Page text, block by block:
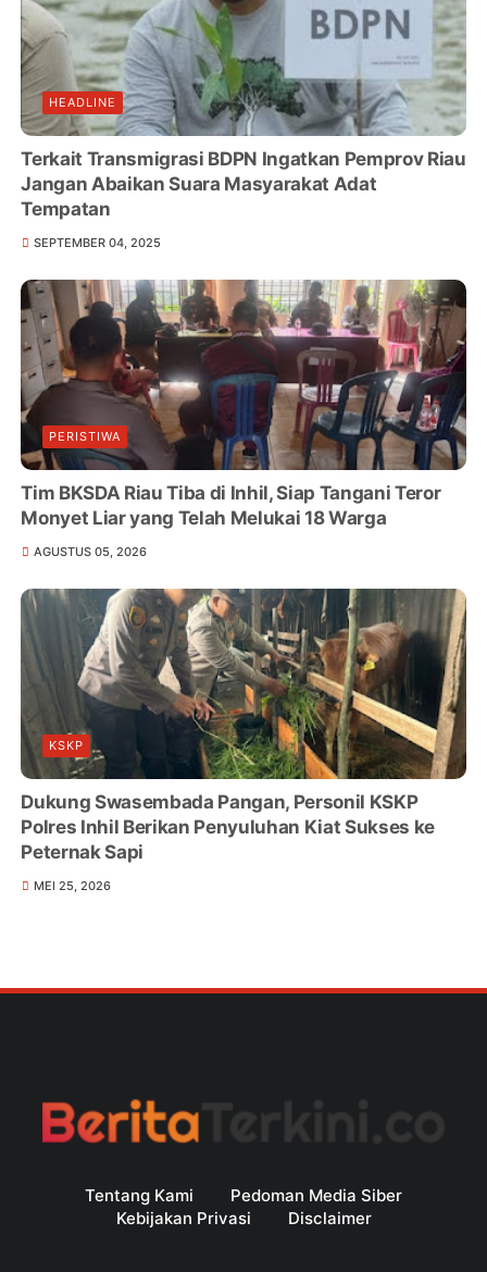
HEADLINE
Terkait Transmigrasi BDPN Ingatkan Pemprov Riau
Jangan Abaikan Suara Masyarakat Adat
Tempatan
SEPTEMBER 04, 2025
PERISTIWA
Tim BKSDA Riau Tiba di Inhil, Siap Tangani Teror
Monyet Liar yang Telah Melukai 18 Warga
AGUSTUS 05, 2026
KSKP
Dukung Swasembada Pangan, Personil KSKP
Polres Inhil Berikan Penyuluhan Kiat Sukses ke
Peternak Sapi
MEI 25, 2026
Tentang Kami
Pedoman Media Siber
Kebijakan Privasi
Disclaimer